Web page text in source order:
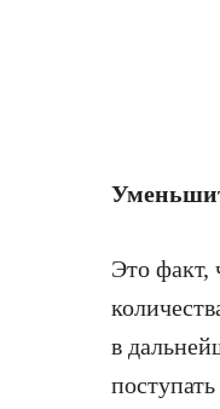
Это факт,
в